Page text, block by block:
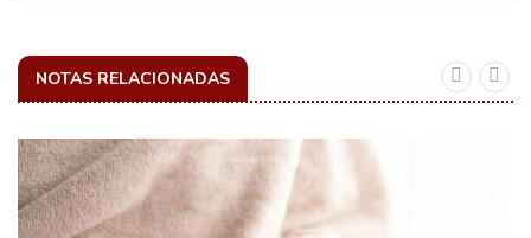
NOTAS RELACIONADAS